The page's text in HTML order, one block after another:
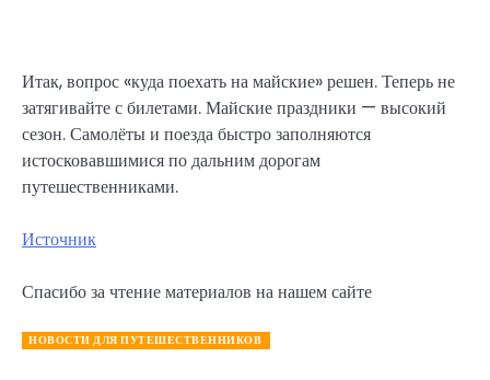
Итак, вопрос «куда поехать на майские» решен. Теперь не
затягивайте с билетами. Майские праздники — высокий
сезон. Самолёты и поезда быстро заполняются
истосковавшимися по дальним дорогам
путешественниками.
Источник
Спасибо за чтение материалов на нашем сайте
НОВОСТИ ДЛЯ ПУТЕШЕСТВЕННИКОВ